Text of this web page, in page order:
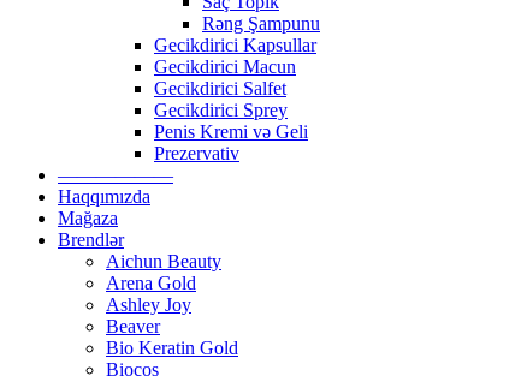
Rəng Şampunu
Gecikdirici Kapsullar
Gecikdirici Macun
Gecikdirici Salfet
Gecikdirici Sprey
Penis Kremi və Geli
Prezervativ
——————
Haqqımızda
Mağaza
Brendlər
Aichun Beauty
Arena Gold
Ashley Joy
Beaver
Bio Keratin Gold
Biocos